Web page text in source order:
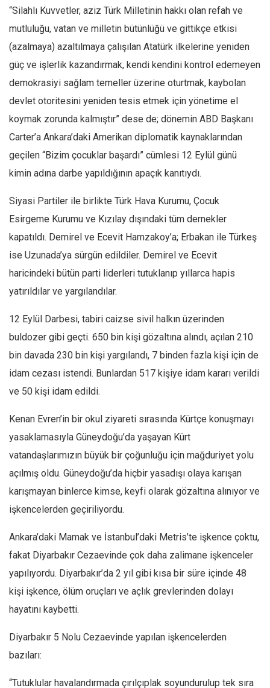
“Silahlı Kuvvetler, aziz Türk Milletinin hakkı olan refah ve
mutluluğu, vatan ve milletin bütünlüğü ve gittikçe etkisi
(azalmaya) azaltılmaya çalışılan Atatürk ilkelerine yeniden
güç ve işlerlik kazandırmak, kendi kendini kontrol edemeyen
demokrasiyi sağlam temeller üzerine oturtmak, kaybolan
devlet otoritesini yeniden tesis etmek için yönetime el
koymak zorunda kalmıştır” dese de; dönemin ABD Başkanı
Carter’a Ankara’daki Amerikan diplomatik kaynaklarından
geçilen “Bizim çocuklar başardı” cümlesi 12 Eylül günü
kimin adına darbe yapıldığının apaçık kanıtıydı.
Siyasi Partiler ile birlikte Türk Hava Kurumu, Çocuk
Esirgeme Kurumu ve Kızılay dışındaki tüm dernekler
kapatıldı. Demirel ve Ecevit Hamzakoy’a; Erbakan ile Türkeş
ise Uzunada’ya sürgün edildiler. Demirel ve Ecevit
haricindeki bütün parti liderleri tutuklanıp yıllarca hapis
yatırıldılar ve yargılandılar.
12 Eylül Darbesi, tabiri caizse sivil halkın üzerinden
buldozer gibi geçti. 650 bin kişi gözaltına alındı, açılan 210
bin davada 230 bin kişi yargılandı, 7 binden fazla kişi için de
idam cezası istendi. Bunlardan 517 kişiye idam kararı verildi
ve 50 kişi idam edildi.
Kenan Evren’in bir okul ziyareti sırasında Kürtçe konuşmayı
yasaklamasıyla Güneydoğu’da yaşayan Kürt
vatandaşlarımızın büyük bir çoğunluğu için mağduriyet yolu
açılmış oldu. Güneydoğu’da hiçbir yasadışı olaya karışan
karışmayan binlerce kimse, keyfi olarak gözaltına alınıyor ve
işkencelerden geçiriliyordu.
Ankara’daki Mamak ve İstanbul’daki Metris’te işkence çoktu,
fakat Diyarbakır Cezaevinde çok daha zalimane işkenceler
yapılıyordu. Diyarbakır’da 2 yıl gibi kısa bir süre içinde 48
kişi işkence, ölüm oruçları ve açlık grevlerinden dolayı
hayatını kaybetti.
Diyarbakır 5 Nolu Cezaevinde yapılan işkencelerden
bazıları:
“Tutuklular havalandırmada çırılçıplak soyundurulup tek sıra